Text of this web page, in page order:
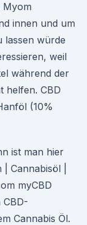
Myom
innen und um
lassen würde
weil
während der
helfen. CBD
(10%
ist man hier
Cannabisöl |
myCBD
CBD-
Cannabis Öl.